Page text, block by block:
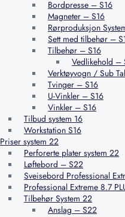
Bordpresse – S16
Magneter – S16
Rørproduksjon
Sett med tilbehør –
Tilbehør – S16
Vedlikehold –
Verktøyvogn / Sub
Tvinger – S16
U-Vinkler – S16
Vinkler – S16
Tilbud system 16
Workstation S16
Priser system 22
Perforerte plater system 22
Løftebord – S22
Sveisebord Professional
Professional Extreme 8.7
Tilbehør System 22
Anslag – S22